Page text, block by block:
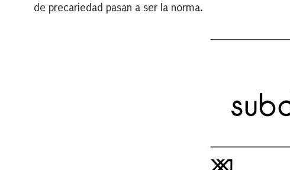
de precariedad pasan a ser la norma.